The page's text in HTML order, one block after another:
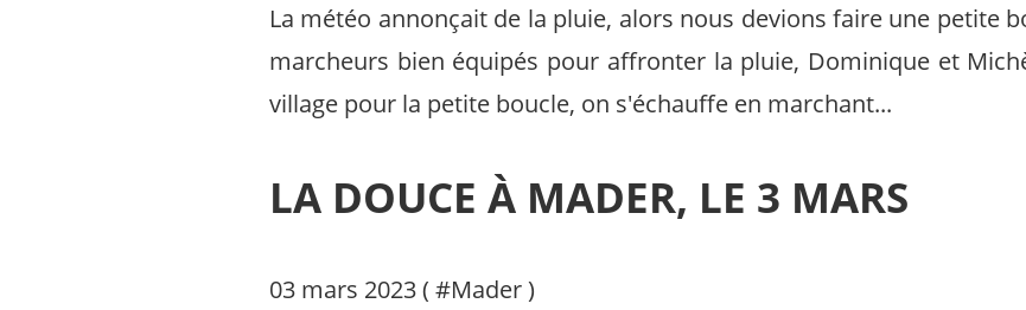
La météo annonçait de la pluie, alors nous devions faire une petite
marcheurs bien équipés pour affronter la pluie, Dominique et
village pour la petite boucle, on s'échauffe en marchant...
LA DOUCE À MADER, LE 3 MARS
03 mars 2023 ( #Mader)